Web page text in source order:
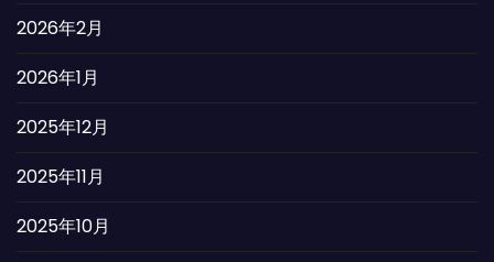
2026年2月
2026年1月
2025年12月
2025年11月
2025年10月